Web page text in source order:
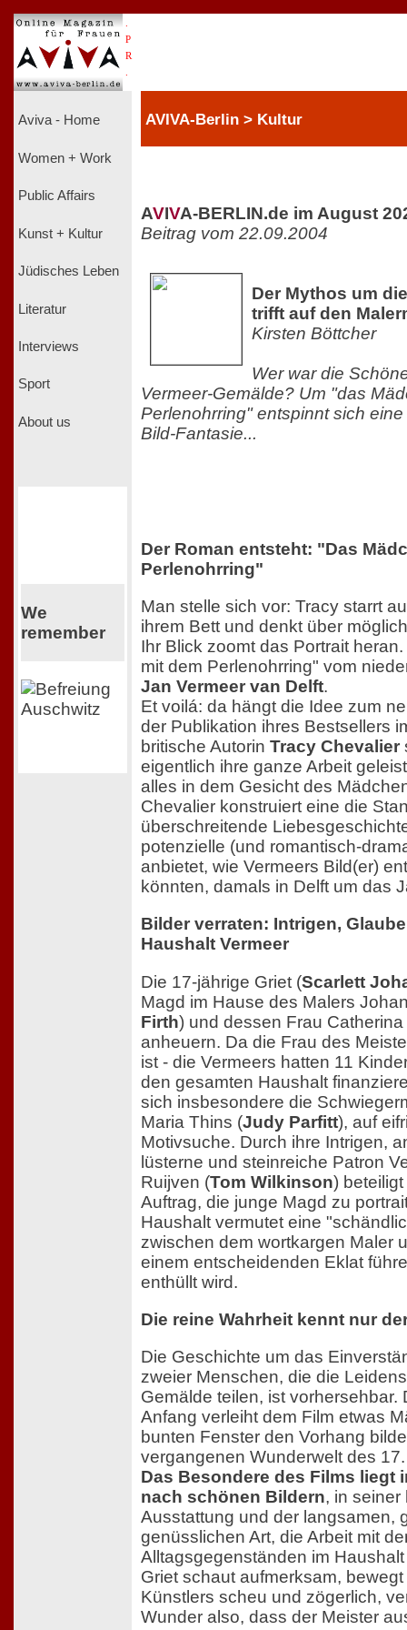
P
R
Aviva - Home
Women + Work
Public Affairs
Kunst + Kultur
Jüdisches Leben
Literatur
Interviews
Sport
About us
We
remember
AVIVA-Berlin > Kultur
AVIVA-BERLIN.de im August
Beitrag vom 22.09.2004
Der Mythos um
trifft auf den
Kirsten Böttcher
Wer war die
Vermeer-Gemälde? Um "das
Perlenohrring" entspinnt sich
Bild-Fantasie...
Der Roman entsteht: "Das
Perlenohrring"
Man stelle sich vor: Tracy starrt
ihrem Bett und denkt über
Ihr Blick zoomt das Portrait
mit dem Perlenohrring" vom
Jan Vermeer van Delft.
Et voilá: da hängt die Idee zum
der Publikation ihres Bestsellers
britische Autorin Tracy Chevalier
eigentlich ihre ganze Arbeit
alles in dem Gesicht des
Chevalier konstruiert eine die
überschreitende
potenzielle (und romantisch-
anbietet, wie Vermeers Bild(er)
könnten, damals in Delft um das
Bilder verraten: Intrigen,
Haushalt Vermeer
Die 17-jährige Griet (Scarlett
Magd im Hause des Malers
Firth) und dessen Frau Catherina
anheuern. Da die Frau des
ist - die Vermeers hatten 11
den gesamten Haushalt
sich insbesondere die
Maria Thins (Judy Parfitt), auf
Motivsuche. Durch ihre Intrigen,
lüsterne und steinreiche Patron
Ruijven (Tom Wilkinson)
Auftrag, die junge Magd zu
Haushalt vermutet eine
zwischen dem wortkargen Maler
einem entscheidenden Eklat
enthüllt wird.
Die reine Wahrheit kennt nur
Die Geschichte um das
zweier Menschen, die die
Gemälde teilen, ist vorhersehbar.
Anfang verleiht dem Film etwas
bunten Fenster den Vorhang
vergangenen Wunderwelt des
Das Besondere des Films liegt
nach schönen Bildern, in seiner
Ausstattung und der langsamen,
genüsslichen Art, die Arbeit mit
Alltagsgegenständen im
Griet schaut aufmerksam,
Künstlers scheu und zögerlich,
Wunder also, dass der Meister